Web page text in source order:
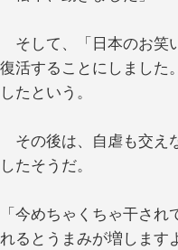
そして、「日本のお笑
復活することにしました
したという。
その後は、自虐も交え
したそうだ。
「今めちゃくちゃ干さ
れるとうまみが増します